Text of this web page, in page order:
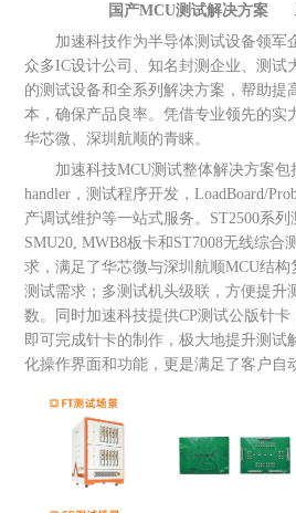
国产MCU测试解决方案
加速科技作为半导体测试设备领军
众多IC设计公司、知名封测企业、测试
的测试设备和全系列解决方案，帮助提
本，确保产品良率。凭借专业领先的实
华芯微、深圳航顺的青睐。
加速科技MCU测试整体解决方案
handler，测试程序开发，LoadBoard/
产调试维护等一站式服务。ST2500系列
SMU20, MWB8板卡和ST7008无线综合
求，满足了华芯微与深圳航顺MCU结
测试需求；多测试机头级联，方便提升
数。同时加速科技提供CP测试公版针
即可完成针卡的制作，极大地提升测试
化操作界面和功能，更是满足了客户自